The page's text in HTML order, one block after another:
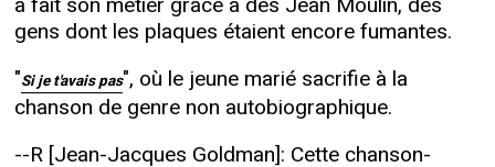
gens dont les plaques étaient encore fumantes.
"Si je t'avais pas", où le jeune marié sacrifie à la
chanson de genre non autobiographique.
--R [Jean-Jacques Goldman]: Cette chanson-